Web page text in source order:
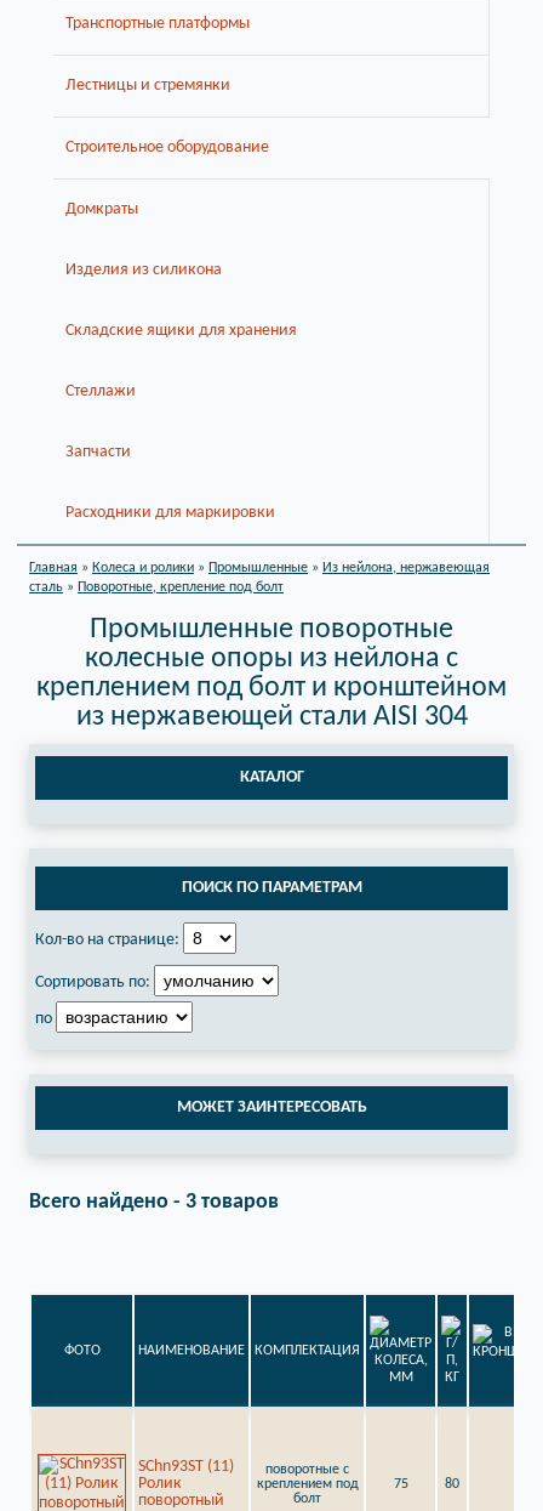
Транспортные платформы
Лестницы и стремянки
Строительное оборудование
Домкраты
Изделия из силикона
Складские ящики для хранения
Стеллажи
Запчасти
Расходники для маркировки
Главная » Колеса и ролики » Промышленные » Из нейлона, нержавеющая
сталь » Поворотные, крепление под болт
Промышленные поворотные
колесные опоры из нейлона с
креплением под болт и кронштейном
из нержавеющей стали AISI 304
КАТАЛОГ
ПОИСК ПО ПАРАМЕТРАМ
Кол-во на странице:
Сортировать по:
по
МОЖЕТ ЗАИНТЕРЕСОВАТЬ
Всего найдено - 3 товаров
ФОТО НАИМЕНОВАНИЕ КОМПЛЕКТАЦИЯ
SChn93ST (11)
Ролик
поворотный
поворотные с
креплением под
болт
75 80